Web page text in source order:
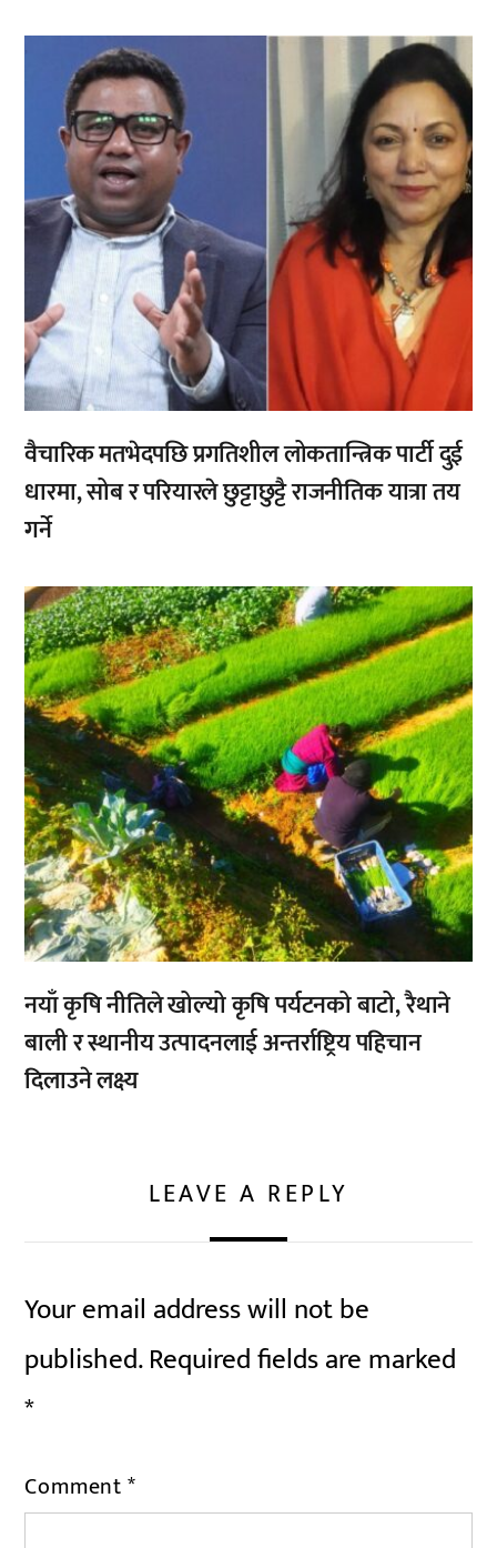
वैचारिक मतभेदपछि प्रगतिशील लोकतान्त्रिक पार्टी दुई
धारमा, सोब र परियारले छुट्टाछुट्टै राजनीतिक यात्रा तय
गर्ने
,
नयाँ कृषि नीतिले खोल्यो कृषि पर्यटनको बाटो, रैथाने
बाली र स्थानीय उत्पादनलाई अन्तर्राष्ट्रिय पहिचान
दिलाउने लक्ष्य
LEAVE A REPLY
Your email address will not be
published.Required fields are marked
*
Comment*